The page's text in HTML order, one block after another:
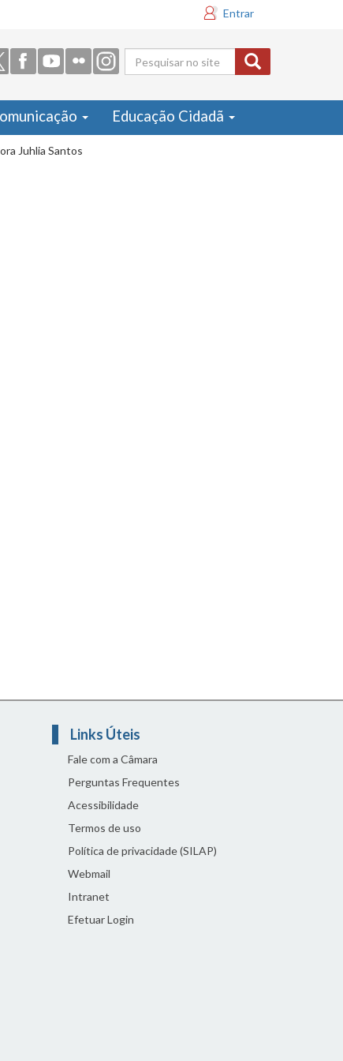
Entrar
Formulário
de busca
Educação Cidadã
Juhlia Santos
Links Úteis
Fale com a Câmara
Perguntas Frequentes
Acessibilidade
Termos de uso
Política de privacidade (SILAP)
Webmail
Intranet
Efetuar Login